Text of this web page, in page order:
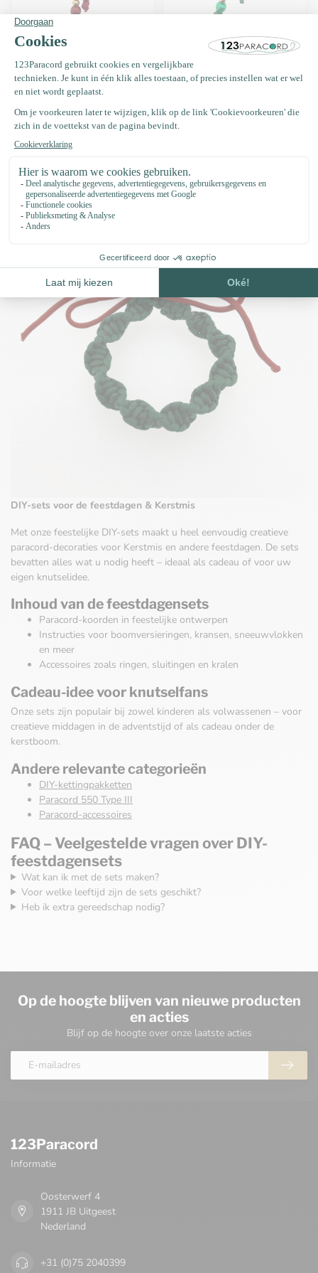
Christmas Ring Rood
DIY set
€3,95
Op voorraad
Christmas Ring Groen
DIY set
€3,95
DIY-sets voor de feestdagen & Kerstmis
Met onze feestelijke DIY-sets maakt u heel eenvoudig creatieve
paracord-decoraties voor Kerstmis en andere feestdagen. De sets
bevatten alles wat u nodig heeft – ideaal als cadeau of voor uw
eigen knutselidee.
Inhoud van de feestdagensets
Paracord-koorden in feestelijke ontwerpen
Instructies voor boomversieringen, kransen, sneeuwvlokken
en meer
Accessoires zoals ringen, sluitingen en kralen
Cadeau-idee voor knutselfans
Onze sets zijn populair bij zowel kinderen als volwassenen – voor
creatieve middagen in de adventstijd of als cadeau onder de
kerstboom.
Andere relevante categorieën
DIY-kettingpakketten
Paracord 550 Type III
Paracord-accessoires
FAQ – Veelgestelde vragen over DIY-
feestdagensets
Wat kan ik met de sets maken?
Voor welke leeftijd zijn de sets geschikt?
Heb ik extra gereedschap nodig?
Op de hoogte blijven van nieuwe producten
en acties
Blijf op de hoogte over onze laatste acties
123Paracord
Informatie
Oosterwerf 4
1911 JB Uitgeest
Nederland
+31 (0)75 2040399